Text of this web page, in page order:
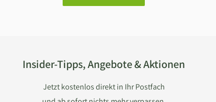
Insider-Tipps, Angebote & Aktionen
Jetzt kostenlos direkt in Ihr Postfach